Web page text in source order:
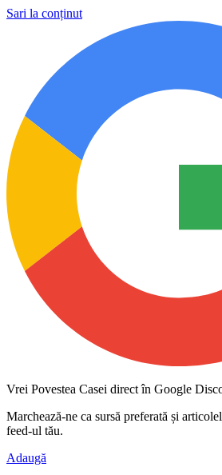
Sari la conținut
Vrei Povestea Casei direct în Google
Marchează-ne ca sursă preferată și
feed-ul tău.
Adaugă